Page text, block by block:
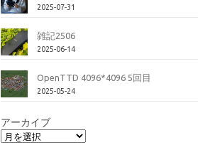
2025-07-31
雑記2506
2025-06-14
OpenTTD 4096*4096 5回目
2025-05-24
アーカイブ